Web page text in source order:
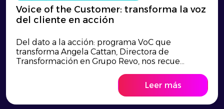
Voice of the Customer: transforma la voz
del cliente en acción
Del dato a la acción: programa VoC que
transforma Angela Cattan, Directora de
Transformación en Grupo Revo, nos recue...
Leer más